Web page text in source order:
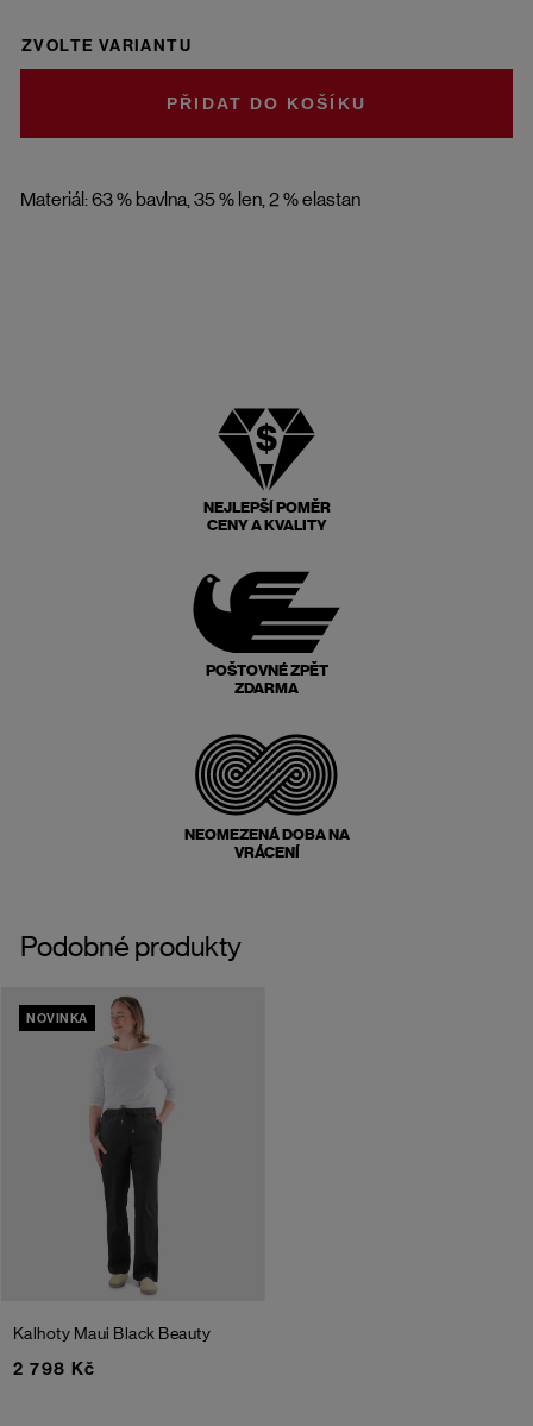
Materiál: 63 % bavlna, 35 % len, 2 % elastan
ZVOLTE VARIANTU
DO KOŠÍKU
NEJLEPŠÍ POMĚR
CENY A KVALITY
POŠTOVNÉ ZPĚT
ZDARMA
NEOMEZENÁ DOBA NA
VRÁCENÍ
Podobné produkty
NOVINKA
Kalhoty Maui Black Beauty
2 798 Kč